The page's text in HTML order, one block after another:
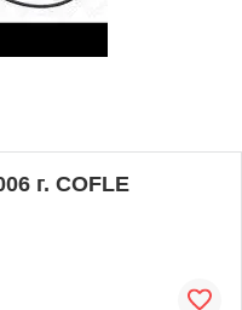
г. COFLE